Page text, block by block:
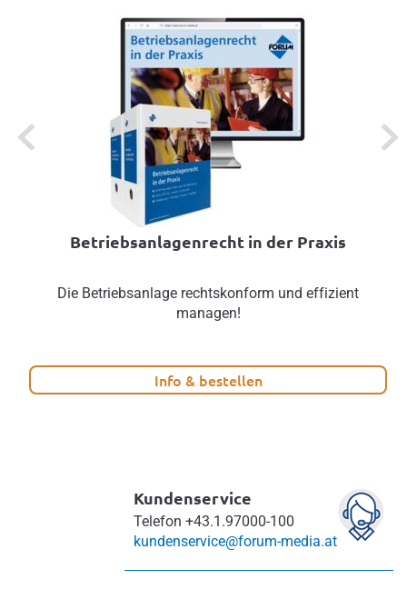
Previous Next
Betriebsanlagenrecht in der Praxis
Die Betriebsanlage rechtskonform und effizient
managen!
Info & bestellen
Kundenservice
Telefon +43.1.97000-100
kundenservice@forum-media.at